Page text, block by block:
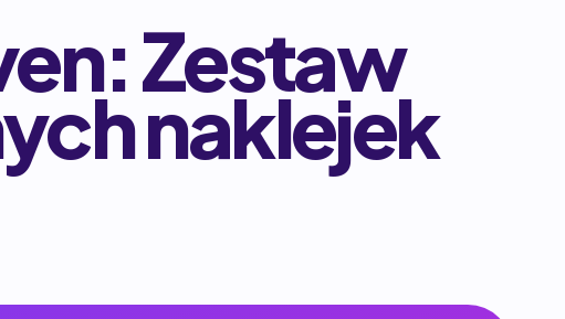
Zestaw
naklejek